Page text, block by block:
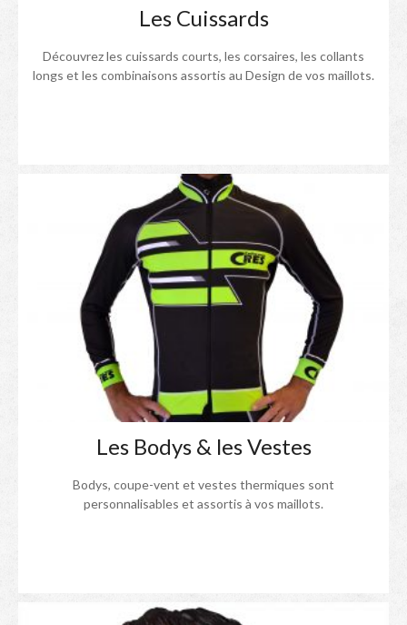
Les Cuissards
Découvrez les cuissards courts, les corsaires, les collants
longs et les combinaisons assortis au Design de vos maillots.
Les Bodys & les Vestes
Bodys, coupe-vent et vestes thermiques sont
personnalisables et assortis à vos maillots.